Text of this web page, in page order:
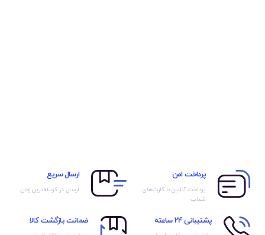
پرداخت امن
پرداخت آنلاین با کارت‌های
شتاب
ارسال سریع
ارسال در کوتاه‌ترین زمان
پشتیبانی 24 ساعته ضمانت بازگشت کالا